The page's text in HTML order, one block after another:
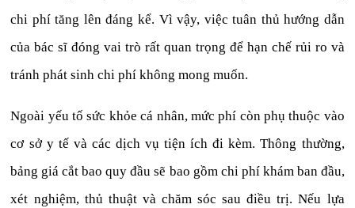
chi phí tăng lên đáng kể. Vì vậy, việc tuân thủ hướng dẫn
của bác sĩ đóng vai trò rất quan trọng để hạn chế rủi ro và
tránh phát sinh chi phí không mong muốn.
Ngoài yếu tố sức khỏe cá nhân, mức phí còn phụ thuộc vào
cơ sở y tế và các dịch vụ tiện ích đi kèm. Thông thường,
bảng giá cắt bao quy đầu sẽ bao gồm chi phí khám ban đầu,
xét nghiệm, thủ thuật và chăm sóc sau điều trị. Nếu lựa